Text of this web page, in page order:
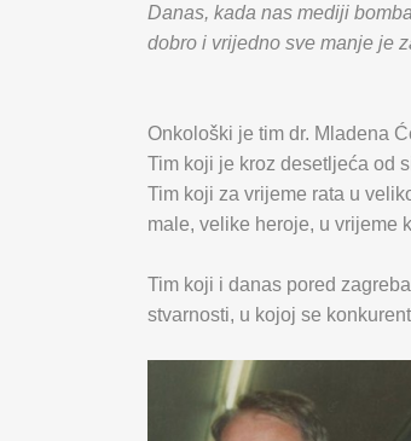
Danas, kada nas mediji
dobro i vrijedno sve manje je
Onkološki je tim dr. Mladena
Tim koji je kroz desetljeća od
Tim koji za vrijeme rata u
male, velike heroje, u vrijeme
Tim koji i danas pored
stvarnosti, u kojoj se